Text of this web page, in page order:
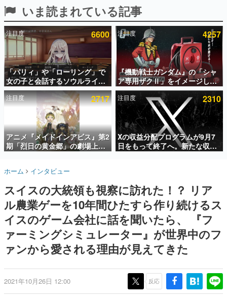
ピックアップ
電ファミのいま読まれている記事ランキング
アプリセール情報
インタビュー
連載・特集一覧
殿堂入り記事
SNS拡散数が数千以上！ ページビュー数万以上！ などな
ど。多くの人々に読まれた、電ファミ渾身の“殿堂入り”記
事をまとめました。
名作ゲームクリエイターの方々に製作時のエピソードをお
きます。
赫本
この物語を解いてはいけない。『赫本』は、〈試験問題〉
の形をした短編ホラー小説集です。
新世代に訊く
これからのデジタルゲーム市場を担う若きクリエイター達
ゲーム世代の作家たち
ゲームに多大な影響を受けた作家さんに取材し、ゲームが
いま読まれている記事
注目度 6600
「パリィ」や「ローリング」で
女の子と会話するソウルライク
恋愛ゲーム『小早川さんはソウ
ルライク』無料公開。返事に失
敗すると「YOU DIED」
注目度 4257
『機動戦士ガンダム』の「シャ
ア専用ザクⅡ」をイメージした
散水ホースリールが予約開始。
本体にはシャアのパーソナルマ
ークやジオン公国軍のエンブレ
ム、型式番号などを配置
注目度 2717
アニメ『メイドインアビス』第2
期「烈日の黄金郷」の劇場上映
が決定！レグ役・伊瀬茉莉也さ
注目度 2310
Xの収益分配プログラムが9月7
日をもって終了へ。新たな収益
化制度「Original Content
ホーム インタビュー
スイスの大統領も視察に訪れた！？ リア
ル農業ゲーを10年間ひたすら作り続けるス
イスのゲーム会社に話を聞いたら、 『フ
ァーミングシミュレーター』が世界中のフ
ァンから愛される理由が見えてきた
2021年10月26日 12:00 反応